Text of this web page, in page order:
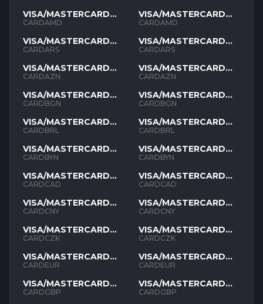
VISA/MASTERCARD
AMD
CARDAMD
VISA/MASTERCARD
ARS
CARDARS
VISA/MASTERCARD
AZN
CARDAZN
VISA/MASTERCARD
BGN
CARDBGN
VISA/MASTERCARD
BRL
CARDBRL
VISA/MASTERCARD
BYN
CARDBYN
VISA/MASTERCARD
CAD
CARDCAD
VISA/MASTERCARD
CNY
CARDCNY
VISA/MASTERCARD
CZK
CARDCZK
VISA/MASTERCARD
EUR
CARDEUR
VISA/MASTERCARD
GBP
CARDGBP
VISA/MASTERCARD
AMD
CARDAMD
VISA/MASTERCARD
ARS
CARDARS
VISA/MASTERCARD
AZN
CARDAZN
VISA/MASTERCARD
BGN
CARDBGN
VISA/MASTERCARD
BRL
CARDBRL
VISA/MASTERCARD
BYN
CARDBYN
VISA/MASTERCARD
CAD
CARDCAD
VISA/MASTERCARD
CNY
CARDCNY
VISA/MASTERCARD
CZK
CARDCZK
VISA/MASTERCARD
EUR
CARDEUR
VISA/MASTERCARD
GBP
CARDGBP